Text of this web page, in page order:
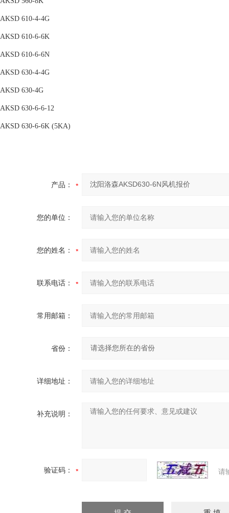
AKSD 610-4-4G
AKSD 610-6-6K
AKSD 610-6-6N
AKSD 630-4-4G
AKSD 630-4G
AKSD 630-6-6-12
AKSD 630-6-6K (5KA)
产品：
您的单位：
您的姓名：
联系电话：
常用邮箱：
省份：
详细地址：
补充说明：
验证码： 请